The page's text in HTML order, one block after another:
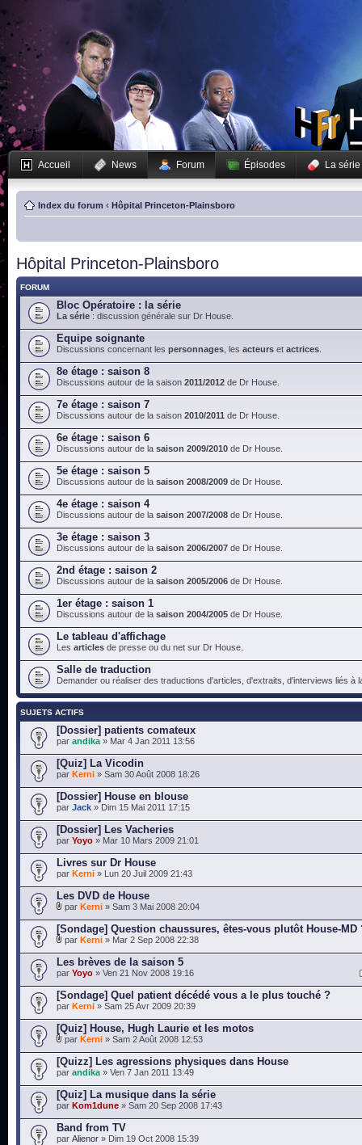
Accueil News Forum Épisodes La série
Index du forum ‹ Hôpital Princeton-Plainsboro
Hôpital Princeton-Plainsboro
FORUM
Bloc Opératoire : la série
La série : discussion générale sur Dr House.
Equipe soignante
Discussions concernant les personnages , les acteurs et actrices
8e étage : saison 8
Discussions autour de la saison 2011/2012 de Dr House.
7e étage : saison 7
Discussions autour de la saison 2010/2011 de Dr House.
6e étage : saison 6
Discussions autour de la saison 2009/2010 de Dr House.
5e étage : saison 5
Discussions autour de la saison 2008/2009 de Dr House.
4e étage : saison 4
Discussions autour de la saison 2007/2008 de Dr House.
3e étage : saison 3
Discussions autour de la saison 2006/2007 de Dr House.
2nd étage : saison 2
Discussions autour de la saison 2005/2006 de Dr House.
1er étage : saison 1
Discussions autour de la saison 2004/2005 de Dr House.
Le tableau d'affichage
Les articles de presse ou du net sur Dr House.
Salle de traduction
Demander ou réaliser des traductions d'articles, d'extraits, d'interviews liés à
SUJETS ACTIFS
[Dossier] patients comateux
par andika » Mar 4 Jan 2011 13:56
[Quiz] La Vicodin
par Kerni » Sam 30 Août 2008 18:26
[Dossier] House en blouse
par Jack » Dim 15 Mai 2011 17:15
[Dossier] Les Vacheries
par Yoyo » Mar 10 Mars 2009 21:01
Livres sur Dr House
par Kerni » Lun 20 Juil 2009 21:43
Les DVD de House
par Kerni » Sam 3 Mai 2008 20:04
[Sondage] Question chaussures, êtes-vous plutôt House-MD
par Kerni » Mar 2 Sep 2008 22:38
Les brèves de la saison 5
par Yoyo » Ven 21 Nov 2008 19:16
[Sondage] Quel patient décédé vous a le plus touché ?
par Kerni » Sam 25 Avr 2009 20:39
[Quiz] House, Hugh Laurie et les motos
par Kerni » Sam 2 Août 2008 12:53
[Quizz] Les agressions physiques dans House
par andika » Ven 7 Jan 2011 13:49
[Quiz] La musique dans la série
par Kom1dune » Sam 20 Sep 2008 17:43
Band from TV
par Alienor » Dim 19 Oct 2008 15:39